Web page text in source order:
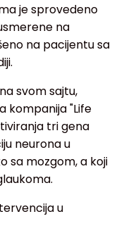
je sprovedeno
na
na pacijentu sa
svom sajtu,
kompanija "Life
tri gena
neurona u
sa mozgom, a koji
u